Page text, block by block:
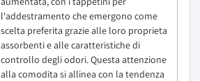
l'addestramento che emergono come
scelta preferita grazie alle loro proprieta
assorbenti e alle caratteristiche di
controllo degli odori. Questa attenzione
alla comodita si allinea con la tendenza